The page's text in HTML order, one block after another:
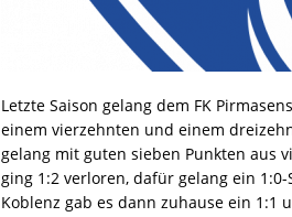
Letzte Saison gelang dem FK
einem vierzehnten und einem
gelang mit guten sieben Punkten aus
ging 1:2 verloren, dafür gelang ein
Koblenz gab es dann zuhause ein 1:1